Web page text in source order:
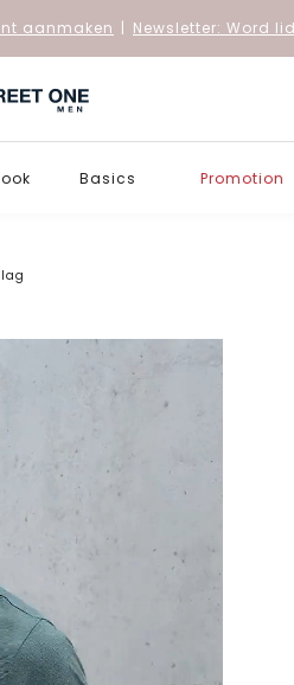
aanmaken | Newsletter: Word
Basics Promotion